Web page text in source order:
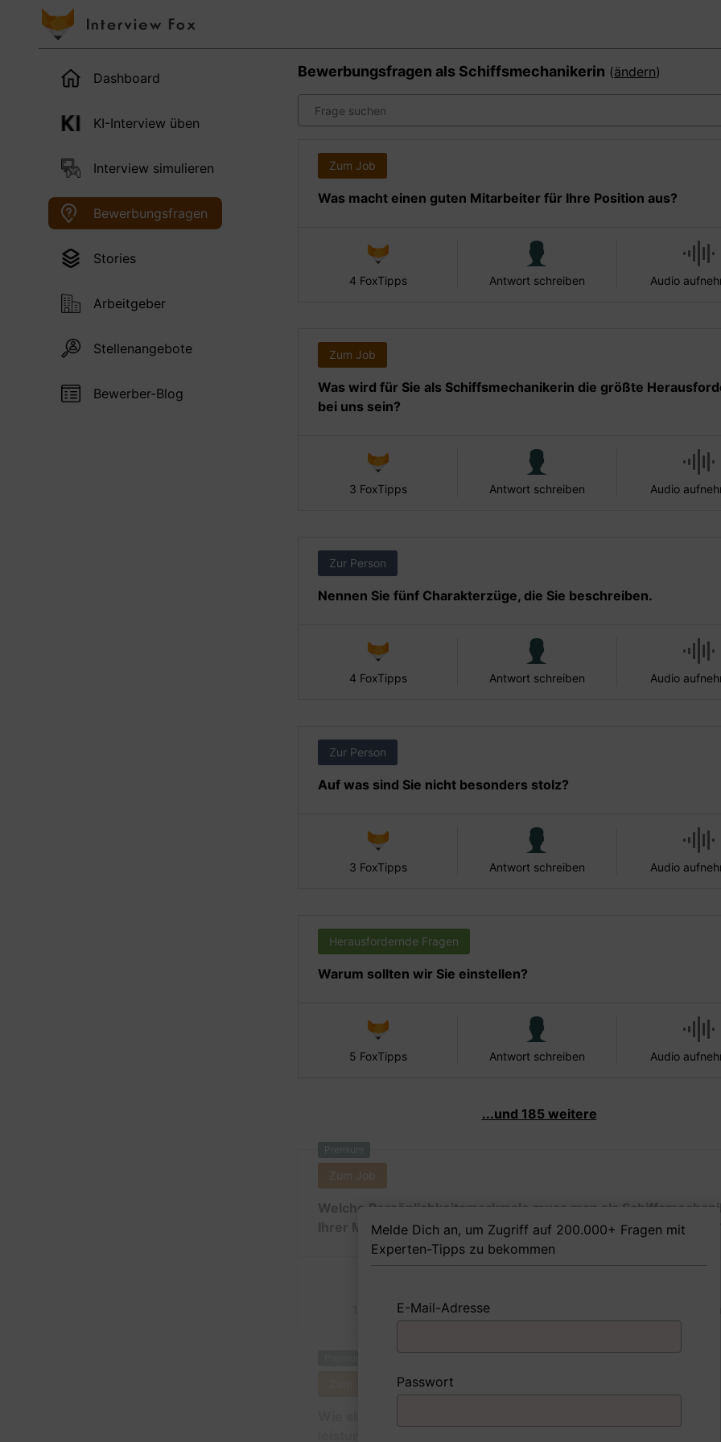
Dashboard
KI-Interview üben
Interview simulieren
Bewerbungsfragen
Stories
Arbeitgeber
Stellenangebote
Bewerber-Blog
Bewerbungsfragen als Schiffsmechanikerin (ändern)
Zum Job
Was macht einen guten Mitarbeiter für Ihre Position aus?
4 FoxTipps Antwort schreiben Audio
Zum Job
Was wird für Sie als Schiffsmechanikerin die größte
bei uns sein?
3 FoxTipps Antwort schreiben Audio
Zur Person
Nennen Sie fünf Charakterzüge, die Sie beschreiben.
4 FoxTipps Antwort schreiben Audio
Zur Person
Auf was sind Sie nicht besonders stolz?
3 FoxTipps Antwort schreiben Audio
Herausfordernde Fragen
Warum sollten wir Sie einstellen?
5 FoxTipps Antwort schreiben Audio
...und 185 weitere
Premium
Zum Job
Welche Persönlichkeitsmerkmale muss man als
Ihrer Meinung nach besitzen, um in dem Job erfolgreich zu sein?
1 FoxTipp Antwort schreiben
Melde Dich an, um Zugriff auf 200.000+ Fragen mit
Experten-Tipps zu bekommen
E-Mail-Adresse
Passwort